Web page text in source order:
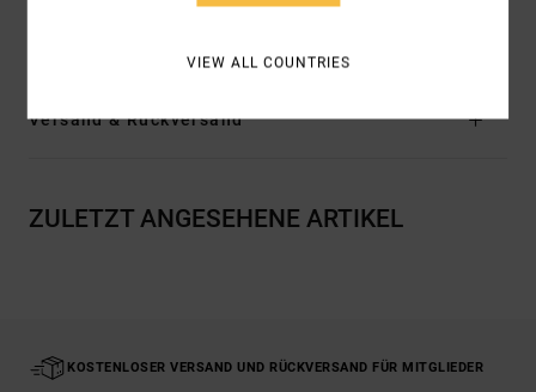
Versand & Rückversand
ZULETZT ANGESEHENE ARTIKEL
KOSTENLOSER VERSAND UND RÜCKVERSAND FÜR MITGLIEDER
VIEW ALL COUNTRIES